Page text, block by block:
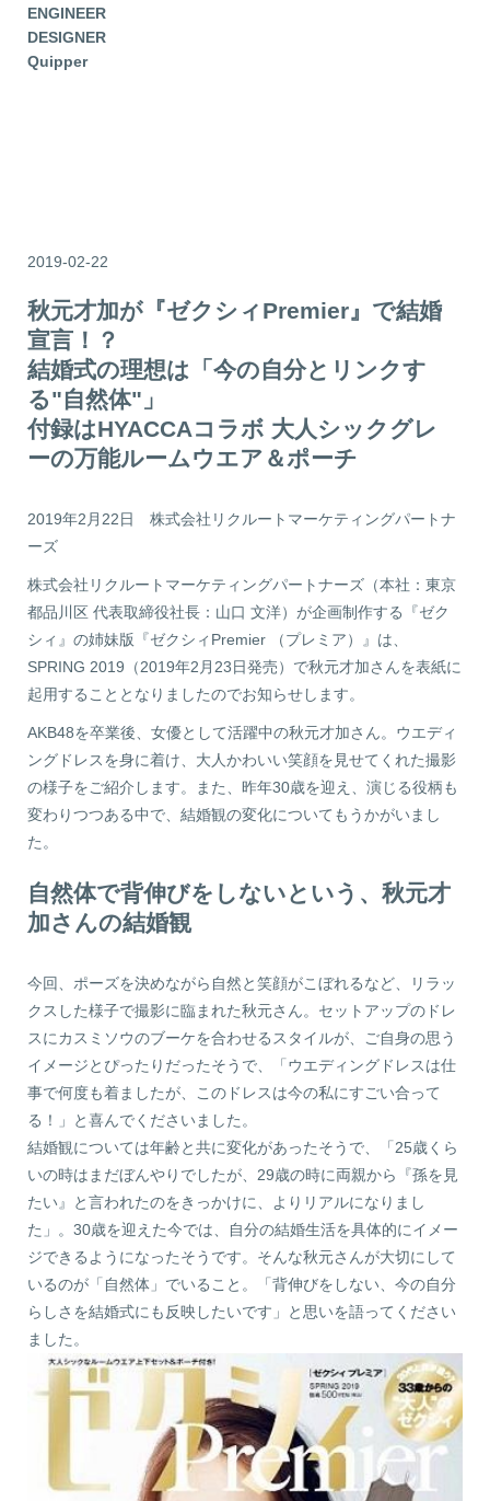
ENGINEER
DESIGNER
Quipper
2019-02-22
秋元才加が『ゼクシィPremier』で結婚
宣言！？
結婚式の理想は「今の自分とリンクす
る"自然体"」
付録はHYACCAコラボ 大人シックグレ
ーの万能ルームウエア＆ポーチ
2019年2月22日
株式会社リクルートマーケティングパートナ
ーズ
株式会社リクルートマーケティングパートナーズ（本社：東京
都品川区 代表取締役社長：山口 文洋）が企画制作する『ゼク
シィ』の姉妹版『ゼクシィPremier （プレミア）』は、
SPRING 2019（2019年2月23日発売）で秋元才加さんを表紙に
起用することとなりましたのでお知らせします。
AKB48を卒業後、女優として活躍中の秋元才加さん。ウエディ
ングドレスを身に着け、大人かわいい笑顔を見せてくれた撮影
の様子をご紹介します。また、昨年30歳を迎え、演じる役柄も
変わりつつある中で、結婚観の変化についてもうかがいまし
た。
自然体で背伸びをしないという、秋元才
加さんの結婚観
今回、ポーズを決めながら自然と笑顔がこぼれるなど、リラッ
クスした様子で撮影に臨まれた秋元さん。セットアップのドレ
スにカスミソウのブーケを合わせるスタイルが、ご自身の思う
イメージとぴったりだったそうで、「ウエディングドレスは仕
事で何度も着ましたが、このドレスは今の私にすごい合って
る！」と喜んでくださいました。
結婚観については年齢と共に変化があったそうで、「25歳くら
いの時はまだぼんやりでしたが、29歳の時に両親から『孫を見
たい』と言われたのをきっかけに、よりリアルになりまし
た」。30歳を迎えた今では、自分の結婚生活を具体的にイメー
ジできるようになったそうです。そんな秋元さんが大切にして
いるのが「自然体」でいること。「背伸びをしない、今の自分
らしさを結婚式にも反映したいです」と思いを語ってください
ました。